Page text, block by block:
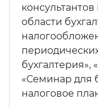
области
бухгалтерия»,
«Семинар для
налоговое